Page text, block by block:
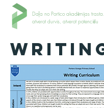
Daļa no Portico akadēmijas trasta.
atverot durvis, atverot potenciālu